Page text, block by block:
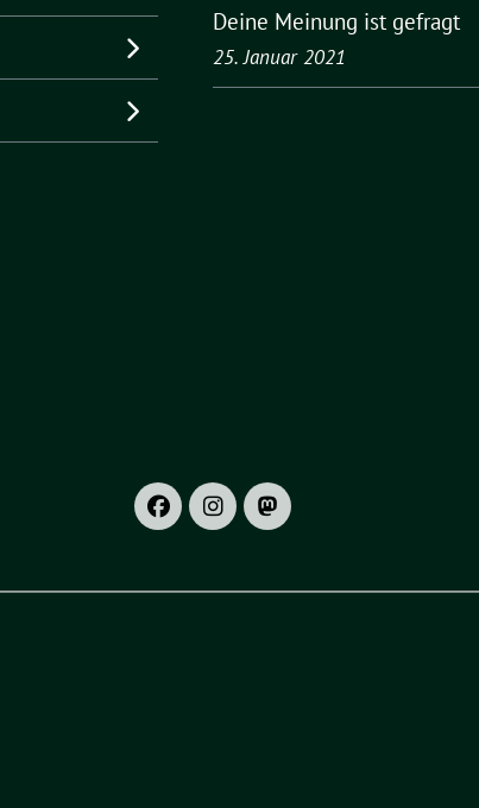
Deine Meinung ist gefragt
25. Januar 2021